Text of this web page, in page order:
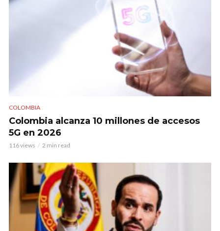
COLOMBIA
Colombia alcanza 10 millones de accesos
5G en 2026
116 views 2 min read